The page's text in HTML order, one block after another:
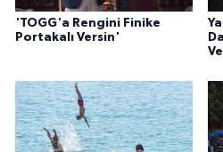
'TOGG'a Rengini Finike
Portakalı Versin'